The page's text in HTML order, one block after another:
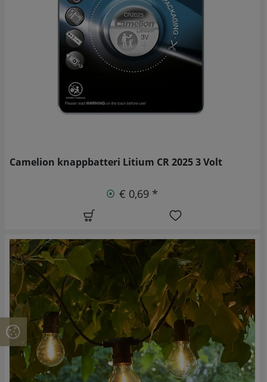
Camelion knappbatteri Litium CR 2025 3 Volt
€ 0,69 *